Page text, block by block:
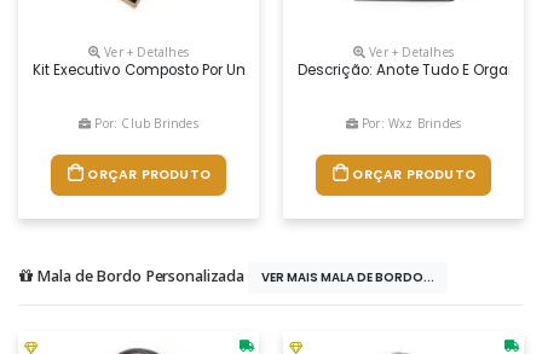
Ver + Detalhes
Kit Executivo Composto Por Uma Caderneta E Uma Caneta. A
Por: Club Brindes
ORÇAR PRODUTO
Ver + Detalhes
Descrição: Anote Tudo E
Por: Wxz Brindes
ORÇAR PRODUTO
Mala de Bordo Personalizada VER MAIS MALA DE BORDO...